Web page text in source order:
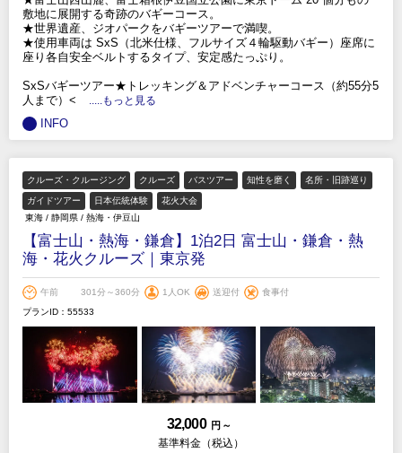
敷地に展開する奇跡のバギーコース。
★世界遺産、ジオパークをバギーツアーで満喫。
★使用車両は SxS（北米仕様、フルサイズ４輪駆動バギー）座席に
座り各自安全ベルトするタイプ、安定感たっぷり。
SxSバギーツアー★トレッキング＆アドベンチャーコース（約55分5
人まで）<
.....もっと見る
INFO
クルーズ・クルージング クルーズ バスツアー 知性を磨く 名所・旧跡巡り
ガイドツアー 日本伝統体験
花火大会
東海 / 静岡県 / 熱海・伊豆山
【富士山・熱海・鎌倉】1泊2日 富士山・鎌倉・熱
海・花火クルーズ｜東京発
午前 301分～360分 1人OK 送迎付
食事付
プランID：55533
32,000 円 ～
基準料金（税込）